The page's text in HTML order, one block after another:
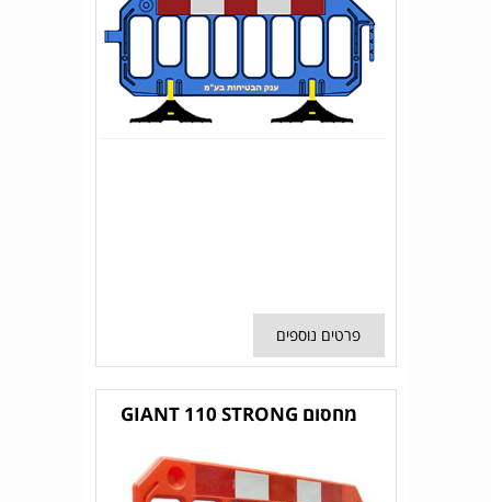
פרטים נוספים
מחסום GIANT 110 STRONG